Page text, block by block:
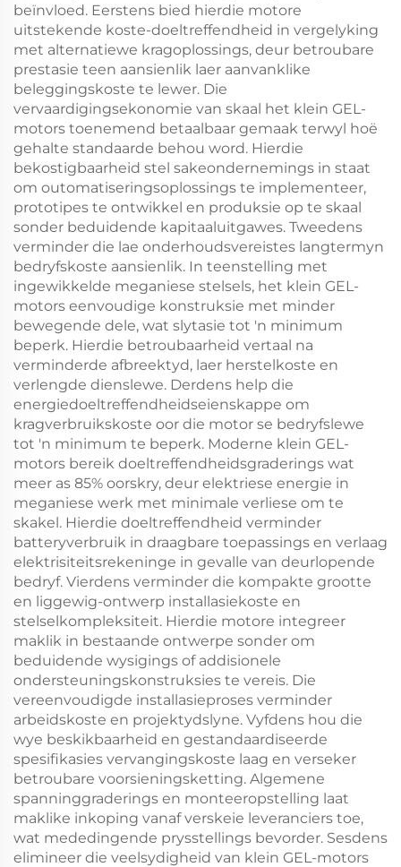
beïnvloed. Eerstens bied hierdie motore
uitstekende koste-doeltreffendheid in vergelyking
met alternatiewe kragoplossings, deur betroubare
prestasie teen aansienlik laer aanvanklike
beleggingskoste te lewer. Die
vervaardigingsekonomie van skaal het klein GEL-
motors toenemend betaalbaar gemaak terwyl hoë
gehalte standaarde behou word. Hierdie
bekostigbaarheid stel sakeondernemings in staat
om outomatiseringsoplossings te implementeer,
prototipes te ontwikkel en produksie op te skaal
sonder beduidende kapitaaluitgawes. Tweedens
verminder die lae onderhoudsvereistes langtermyn
bedryfskoste aansienlik. In teenstelling met
ingewikkelde meganiese stelsels, het klein GEL-
motors eenvoudige konstruksie met minder
bewegende dele, wat slytasie tot 'n minimum
beperk. Hierdie betroubaarheid vertaal na
verminderde afbreektyd, laer herstelkoste en
verlengde dienslewe. Derdens help die
energiedoeltreffendheidseienskappe om
kragverbruikskoste oor die motor se bedryfslewe
tot 'n minimum te beperk. Moderne klein GEL-
motors bereik doeltreffendheidsgraderings wat
meer as 85% oorskry, deur elektriese energie in
meganiese werk met minimale verliese om te
skakel. Hierdie doeltreffendheid verminder
batteryverbruik in draagbare toepassings en verlaag
elektrisiteitsrekeninge in gevalle van deurlopende
bedryf. Vierdens verminder die kompakte grootte
en liggewig-ontwerp installasiekoste en
stelselkompleksiteit. Hierdie motore integreer
maklik in bestaande ontwerpe sonder om
beduidende wysigings of addisionele
ondersteuningskonstruksies te vereis. Die
vereenvoudigde installasieproses verminder
arbeidskoste en projektydslyne. Vyfdens hou die
wye beskikbaarheid en gestandaardiseerde
spesifikasies vervangingskoste laag en verseker
betroubare voorsieningsketting. Algemene
spanninggraderings en monteeropstelling laat
maklike inkoping vanaf verskeie leveranciers toe,
wat mededingende prysstellings bevorder. Sesdens
elimineer die veelsydigheid van klein GEL-motors